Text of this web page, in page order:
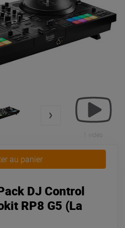
1 vidéo
au panier
DJ Control
RP8 G5 (La